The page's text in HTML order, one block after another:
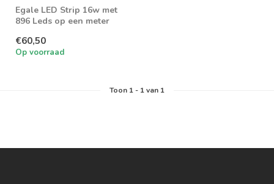
Egale LED Strip 16w met
896 Leds op een meter
Techniek met RGB ...
€60,50
Op voorraad
Toon 1- 1van 1